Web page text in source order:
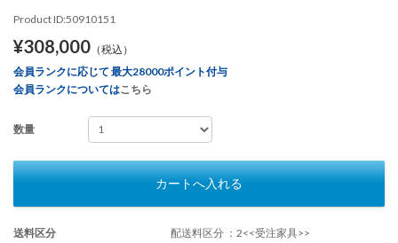
Product ID:50910151
¥308,000 （税込）
会員ランクに応じて 最大28000ポイント付与
会員ランクについてはこちら
数量
カートへ入れる
送料区分
配送料区分 ：2<<受注家具>>